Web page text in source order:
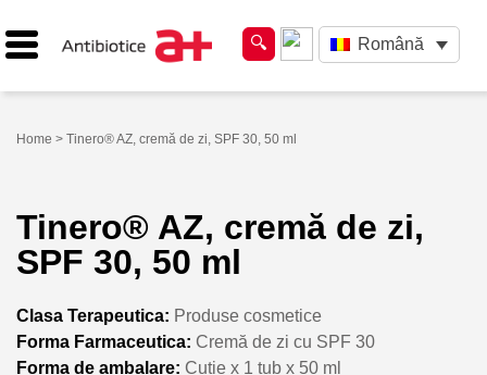
Română
Home > Tinero® AZ, cremă de zi, SPF 30, 50 ml
Tinero® AZ, cremă de zi,
SPF 30, 50 ml
Clasa Terapeutica: Produse cosmetice
Forma Farmaceutica: Cremă de zi cu SPF 30
Forma de ambalare: Cutie x 1 tub x 50 ml